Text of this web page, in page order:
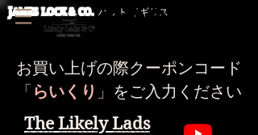
JAMES LOCK & CO. ハット イギリス
お買い上げの際クーポンコード
​「 らいくり 」 をご入力ください
The Likely Lads